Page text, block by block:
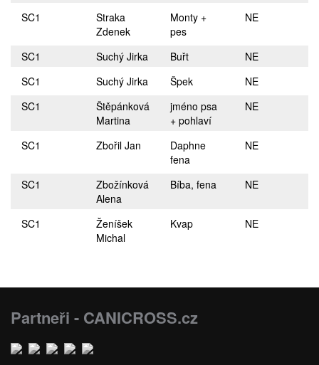
SC1
Straka
Zdenek
Monty +
pes
NE
SC1 Suchý Jirka Buřt
NE
SC1
Suchý Jirka Špek
NE
SC1
Štěpánková
Martina
jméno psa
+ pohlaví
NE
SC1 Zbořil Jan
Daphne
fena
NE
SC1
Zbožínková
Alena
Bíba, fena NE
SC1
Ženíšek
Michal
Kvap NE
Partneři - CANICROSS.cz